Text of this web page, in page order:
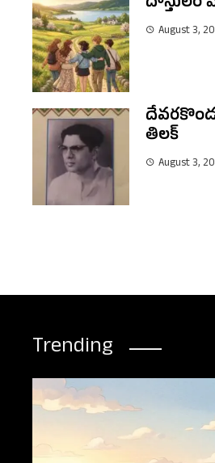
దోస్తులం
August 3,
తిలక్
August 3,
Trending